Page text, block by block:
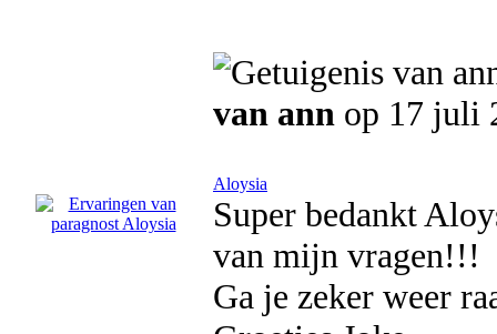
van ann op 17 juli
Aloysia
Super bedankt
van mijn vragen!!!
Ga je zeker weer